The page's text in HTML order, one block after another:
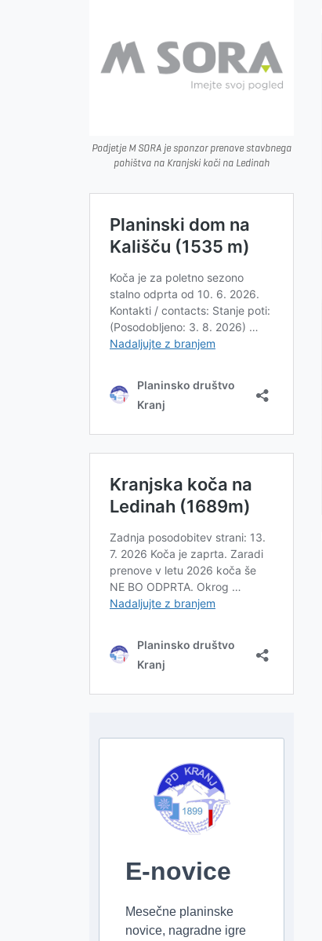
Podjetje M SORA je sponzor prenove stavbnega
pohištva na Kranjski koči na Ledinah
E-novice
Mesečne planinske
novice, nagradne igre